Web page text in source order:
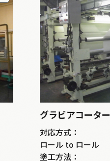
グラビアコーター
対応方式：
ロール to ロール
塗工方法：